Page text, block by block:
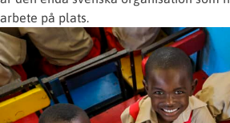
arbete på plats.